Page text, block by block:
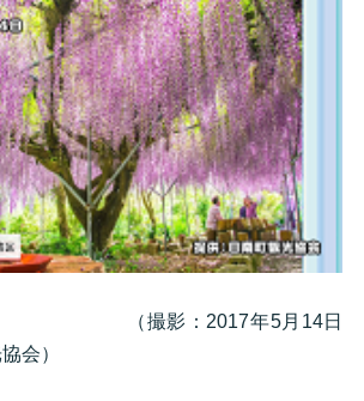
2017年5月14日
会）